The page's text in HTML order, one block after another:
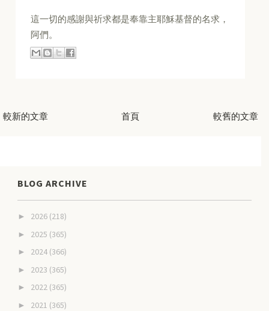
這一切的感謝與祈求都是奉靠主耶穌基督的名求，
阿們。
較新的文章 較舊的文章
首頁
BLOG ARCHIVE
► 2026 (218)
► 2025 (365)
► 2024 (366)
► 2023 (365)
► 2022 (365)
► 2021 (365)